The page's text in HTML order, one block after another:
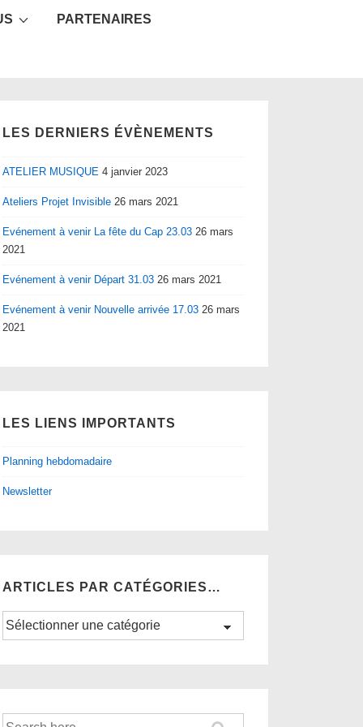
PARTENAIRES
LES DERNIERS ÉVÈNEMENTS
ATELIER MUSIQUE 4 janvier 2023
Ateliers Projet Invisible 26 mars 2021
Evénement à venir La fête du Cap 23.03 26 mars
2021
Evénement à venir Départ 31.03 26 mars 2021
Evénement à venir Nouvelle arrivée 17.03 26 mars
2021
LES LIENS IMPORTANTS
Planning hebdomadaire
Newsletter
ARTICLES PAR CATÉGORIES…
Articles
Recherche